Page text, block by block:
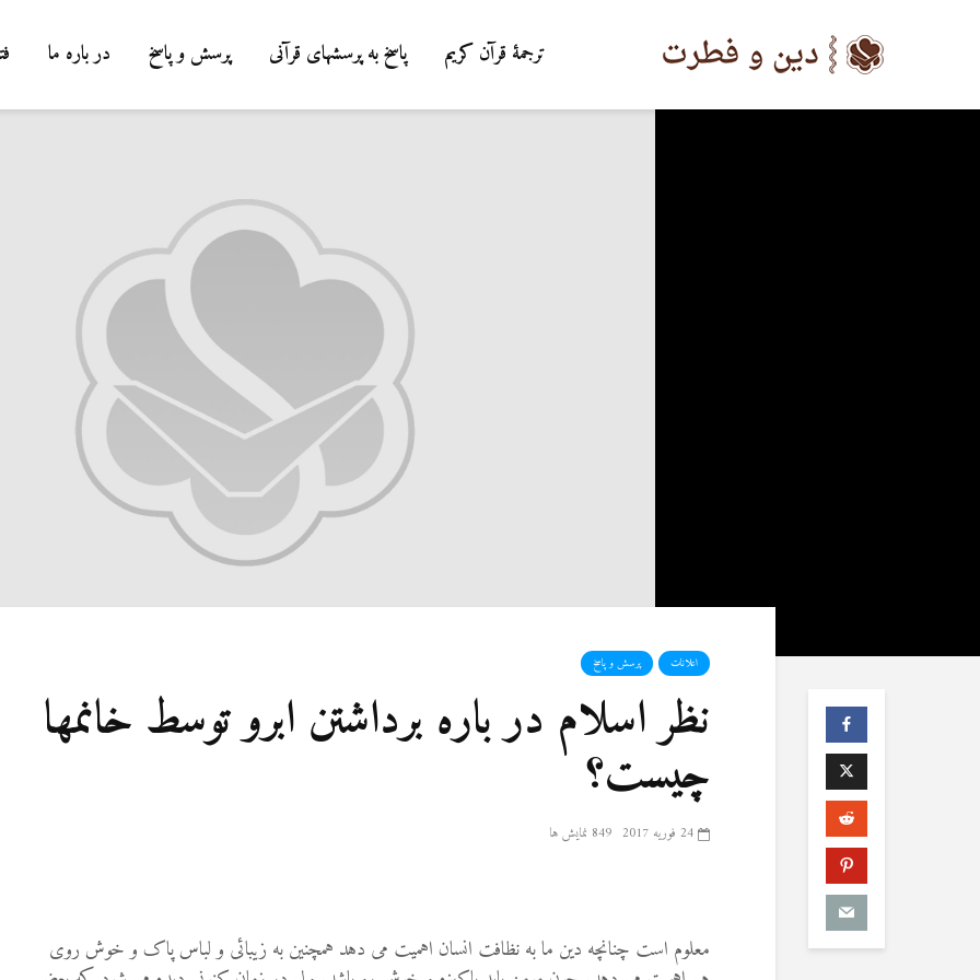
ترجمۀ قرآن کریم پاسخ به پرسشهای قرآنی پرسش و پاسخ در باره ما
اعلانات پرسش و پاسخ
نظر اسلام در باره برداشتن ابرو توسط خانمها
چیست؟
24 فوریه 2017 849 نمایش ها
معلوم است چنانچه دین ما به نظافت انسان اهمیت می دهد همچنین به زیبائی و لباس پاک و خوش روی